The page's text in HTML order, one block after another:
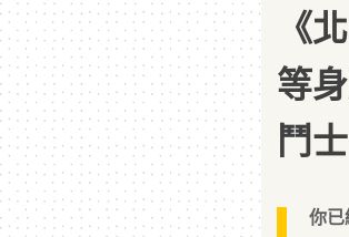
《
等
鬥
你已